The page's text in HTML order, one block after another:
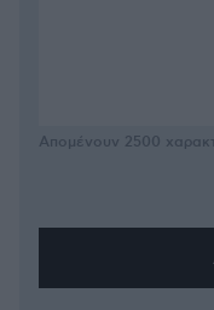
Απομένουν 2500